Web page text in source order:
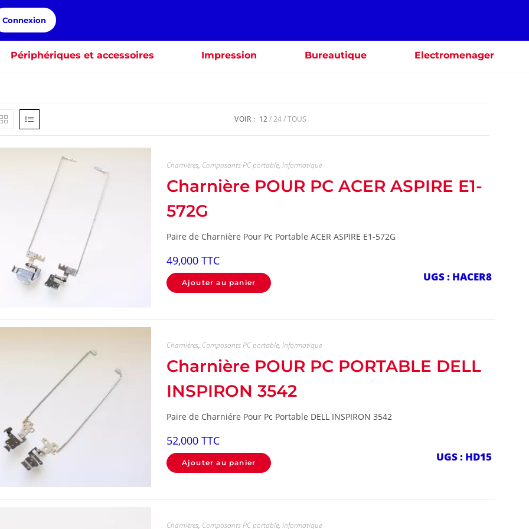
Connexion
Périphériques et accessoires Impression Bureautique Electromenager
VOIR : 12 24 TOUS
UGS : HACER8
Charnières, Composants PC portable, Informatique
Charnière POUR PC ACER ASPIRE E1-
572G
Paire de Charnière Pour Pc Portable ACER ASPIRE E1-572G
49,000 TTC
Ajouter au panier
UGS : HD15
Charnières, Composants PC portable, Informatique
Charnière POUR PC PORTABLE DELL
INSPIRON 3542
Paire de Charniére Pour Pc Portable DELL INSPIRON 3542
52,000 TTC
Ajouter au panier
Charnières, Composants PC portable, Informatique